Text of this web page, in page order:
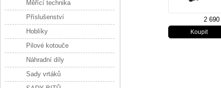
2
Měřící technika
Příslušenství
Hoblíky
Pilové kotouče
Náhradní díly
Sady vrtáků